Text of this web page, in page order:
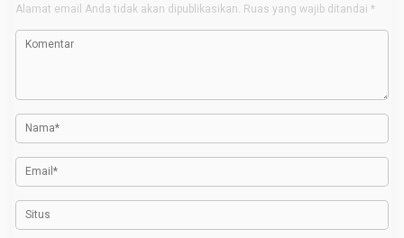
g
a
p
o
s
Alamat email Anda tidak akan dipublikasikan. Ruas yang wajib ditandai *